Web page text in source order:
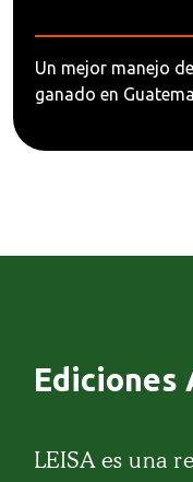
Un mejor manejo del
ganado en
Ediciones
LEISA es una